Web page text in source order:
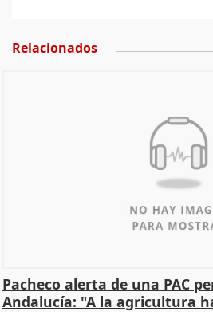
Relacionados
Pacheco alerta de una PAC
Andalucía: "A la agricultura